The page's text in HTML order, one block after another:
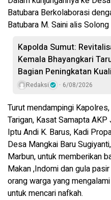
Batubara Berkolaborasi
Batubara M. Saini alis
Kapolda Sumut:
Kemala Bhayangkari
Bagian Peningkatan
Redaksi 6/08/2026
Turut mendampingi
Tarigan, Kasat Samapta
Iptu Andi K. Barus, Kadi
Desa Mangkai Baru
Marbun, untuk memberikan
Makan ,Indomi dan gula
orang warga yang
untuk mencari nafkah.